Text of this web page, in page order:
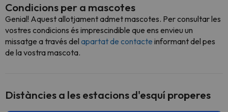
Condicions per a mascotes
Genial! Aquest allotjament admet mascotes. Per consultar les
vostres condicions és imprescindible que ens envieu un
missatge a través del apartat de contacte informant del pes
de la vostra mascota.
Distàncies a les estacions d'esquí properes